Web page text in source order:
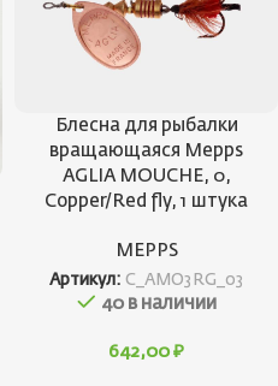
Блесна для рыбалки
вращающаяся Mepps
AGLIA MOUCHE, 0,
Copper/Red fly, 1 штука
MEPPS
Артикул: C_AMO3RG_03
40 в наличии
642,00 ₽